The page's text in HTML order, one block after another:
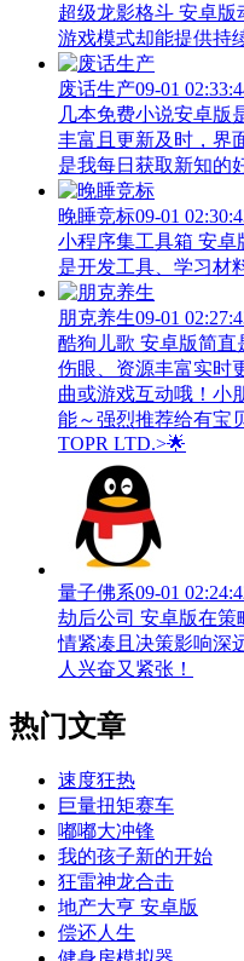
超级龙影格斗 安卓版
游戏模式却能提供持
废话生产09-01
几本免费小说安卓版
丰富且更新及时，界
是我每日获取新知的
晚睡竞标09-01
小程序集工具箱 安
是开发工具、学习材
朋克养生09-01
酷狗儿歌 安卓版简直
伤眼、资源丰富实时
曲或游戏互动哦！小
能～强烈推荐给有宝
TOPR LTD.>🌟
量子佛系09-01
劫后公司 安卓版在策
情紧凑且决策影响深
人兴奋又紧张！
热门文章
速度狂热
巨量扭矩赛车
嘟嘟大冲锋
我的孩子新的开始
狂雷神龙合击
地产大亨 安卓版
偿还人生